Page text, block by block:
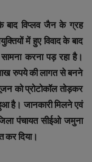
विप्लव जैन के ग्रह
में हुए विवाद के बाद
करना पड़ रहा है।
रुपये की लागत से बनने
को प्रोटोकॉल तोड़कर
है। जानकारी मिलने एवं
पंचायत सीईओ जमुना
कर दिया।